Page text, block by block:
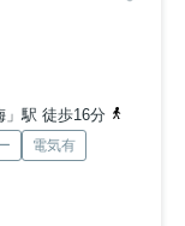
」駅 徒歩16分
電気有